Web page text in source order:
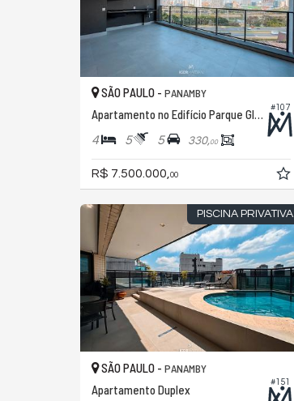
#107
SÃO PAULO - PANAMBY
Apartamento no Edifício Parque Global
4 5 5 330,00
R$ 7.500.000, 00
PISCINA PRIVATIVA
#151
SÃO PAULO - PANAMBY
Apartamento Duplex